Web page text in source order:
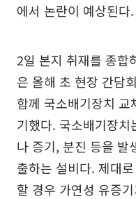
에서 논란이 예상된다.
2일 본지 취재를 종합
은 올해 초 현장 간담
함께 국소배기장치
기했다. 국소배기장
나 증기, 분진 등을 발
출하는 설비다. 제대
할 경우 가연성 유증